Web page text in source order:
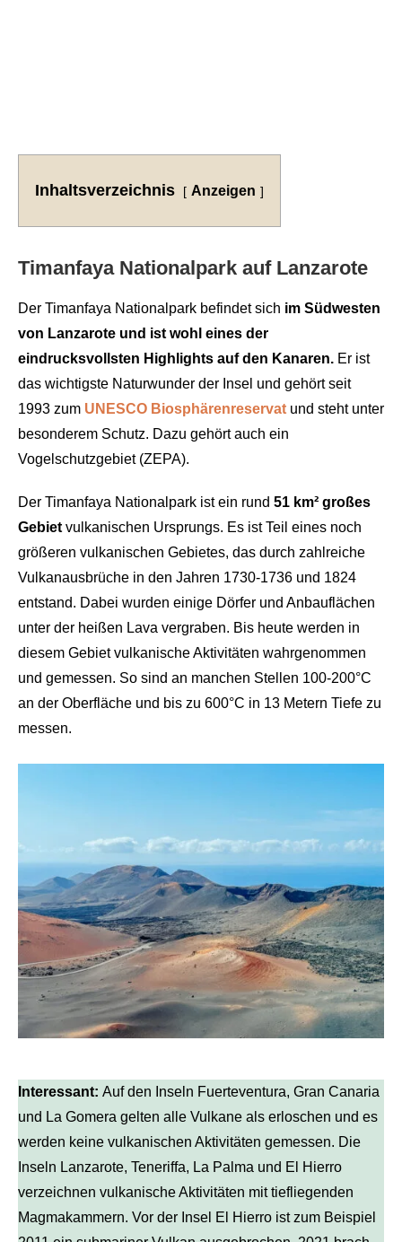
Inhaltsverzeichnis Anzeigen
Timanfaya Nationalpark auf Lanzarote
Der Timanfaya Nationalpark befindet sich im Südwesten
von Lanzarote und ist wohl eines der
eindrucksvollsten Highlights auf den Kanaren. Er ist
das wichtigste Naturwunder der Insel und gehört seit
1993 zum UNESCO Biosphärenreservat und steht unter
besonderem Schutz. Dazu gehört auch ein
Vogelschutzgebiet (ZEPA).
Der Timanfaya Nationalpark ist ein rund 51 km² großes
Gebiet vulkanischen Ursprungs. Es ist Teil eines noch
größeren vulkanischen Gebietes, das durch zahlreiche
Vulkanausbrüche in den Jahren 1730-1736 und 1824
entstand. Dabei wurden einige Dörfer und Anbauflächen
unter der heißen Lava vergraben. Bis heute werden in
diesem Gebiet vulkanische Aktivitäten wahrgenommen
und gemessen. So sind an manchen Stellen 100-200°C
an der Oberfläche und bis zu 600°C in 13 Metern Tiefe zu
messen.
Interessant: Auf den Inseln Fuerteventura, Gran Canaria
und La Gomera gelten alle Vulkane als erloschen und es
werden keine vulkanischen Aktivitäten gemessen. Die
Inseln Lanzarote, Teneriffa, La Palma und El Hierro
verzeichnen vulkanische Aktivitäten mit tiefliegenden
Magmakammern. Vor der Insel El Hierro ist zum Beispiel